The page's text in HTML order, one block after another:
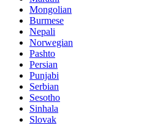
Mongolian
Burmese
Nepali
Norwegian
Pashto
Persian
Punjabi
Serbian
Sesotho
Sinhala
Slovak